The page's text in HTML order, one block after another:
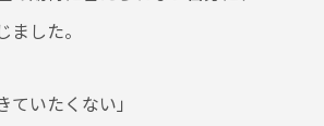
ました。
ていたくない」